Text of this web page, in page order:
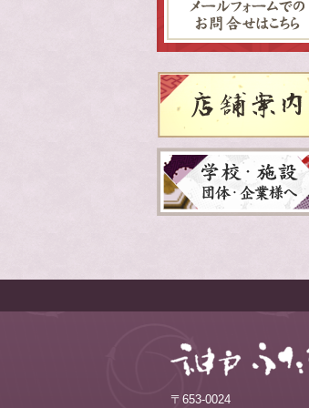
〒653-0024